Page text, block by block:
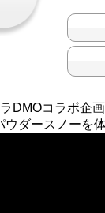
DMOコラボ企画
ダースノーを